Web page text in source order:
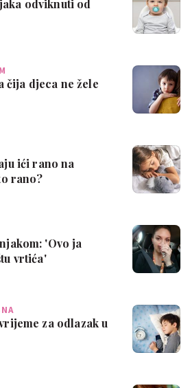
odviknuti od
čija djeca ne žele
ići rano na
rano?
'Ovo ja
vrtića'
za odlazak u